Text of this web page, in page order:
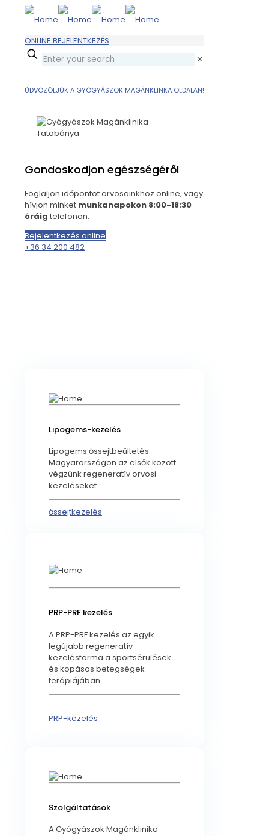
ONLINE BEJELENTKEZÉS
✕
ÜDVÖZÖLJÜK A GYÓGYÁSZOK MAGÁNKLINKA OLDALÁN!
Gondoskodjon egészségéről
Foglaljon időpontot orvosainkhoz online, vagy
hívjon minket munkanapokon 8:00-18:30
óráig telefonon.
Bejelentkezés online
+36 34 200 482
Lipogems-kezelés
Lipogems őssejtbeültetés.
Magyarországon az elsők között
végzünk regeneratív orvosi
kezeléseket.
őssejtkezelés
PRP-PRF kezelés
A PRP-PRF kezelés az egyik
legújabb regeneratív
kezelésforma a sportsérülések
és kopásos betegségek
terápiájában.
PRP-kezelés
Szolgáltatások
A Gyógyászok Magánklinika